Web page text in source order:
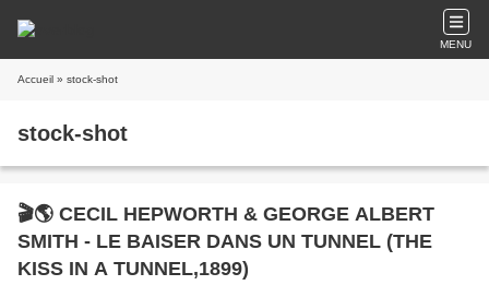
MENU
Accueil » stock-shot
stock-shot
🎬🌎 CECIL HEPWORTH & GEORGE ALBERT
SMITH - LE BAISER DANS UN TUNNEL (THE
KISS IN A TUNNEL,1899)